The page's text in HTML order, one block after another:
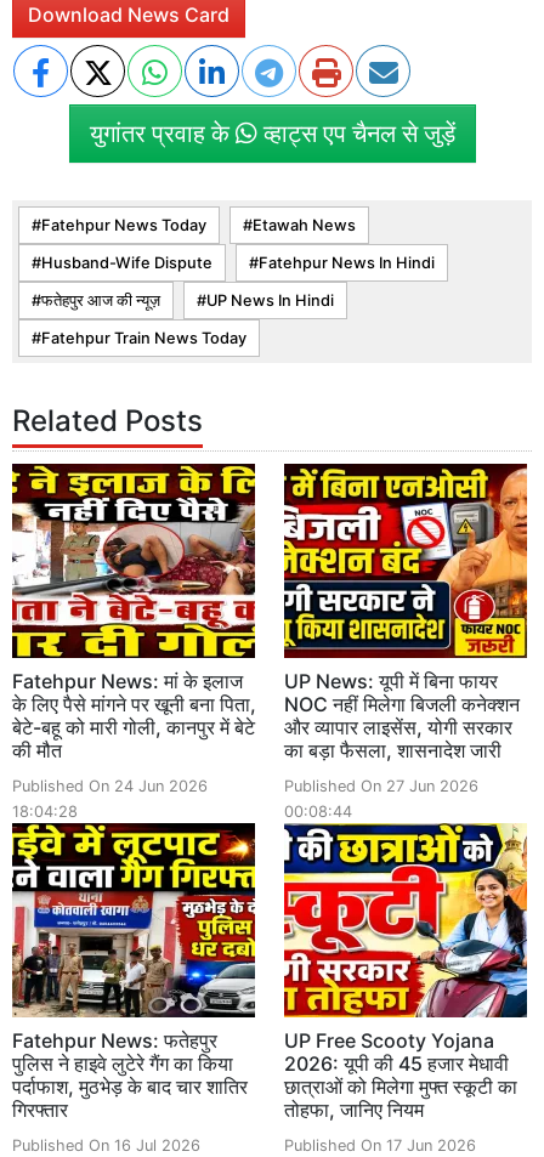
Download News Card
युगांतर प्रवाह के व्हाट्स एप चैनल से जुड़ें
Fatehpur News Today Etawah News
Husband-Wife Dispute Fatehpur News In Hindi
फतेहपुर आज की न्यूज़ UP News In Hindi
Fatehpur Train News Today
Related Posts
Fatehpur News: मां के इलाज
के लिए पैसे मांगने पर खूनी बना पिता,
बेटे-बहू को मारी गोली, कानपुर में बेटे
की मौत
Published On 24 Jun 2026
18:04:28
UP News: यूपी में बिना फायर
NOC नहीं मिलेगा बिजली कनेक्शन
और व्यापार लाइसेंस, योगी सरकार
का बड़ा फैसला, शासनादेश जारी
Published On 27 Jun 2026
00:08:44
Fatehpur News: फतेहपुर
पुलिस ने हाइवे लुटेरे गैंग का किया
पर्दाफाश, मुठभेड़ के बाद चार शातिर
गिरफ्तार
Published On 16 Jul 2026
UP Free Scooty Yojana
2026: यूपी की 45 हजार मेधावी
छात्राओं को मिलेगा मुफ्त स्कूटी का
तोहफा, जानिए नियम
Published On 17 Jun 2026